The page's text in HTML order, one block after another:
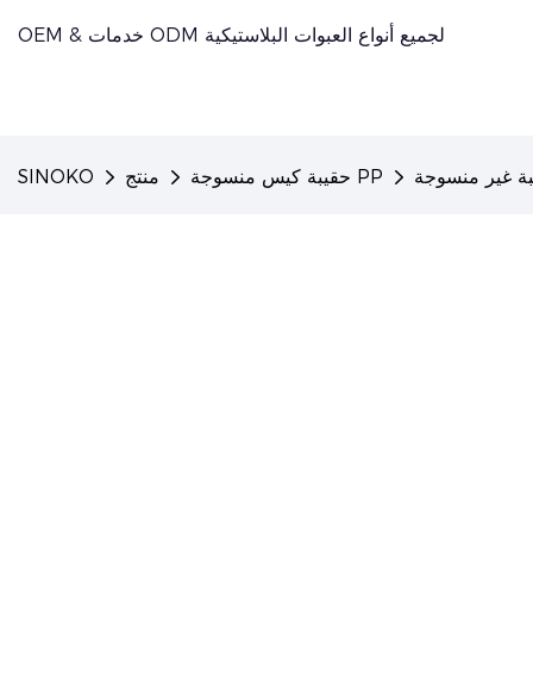
OEM & خدمات ODM لجميع أنواع العبوات البلاستيكية
SINOKO منتج حقيبة كيس منسوجة PP غير منسوجة